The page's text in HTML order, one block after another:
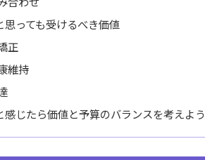
っても受けるべき価値
正
維持
じたら価値と予算のバランスを考えよう